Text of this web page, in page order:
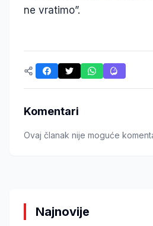
ne vratimo”.
Komentari
Ovaj članak nije moguće
Najnovije